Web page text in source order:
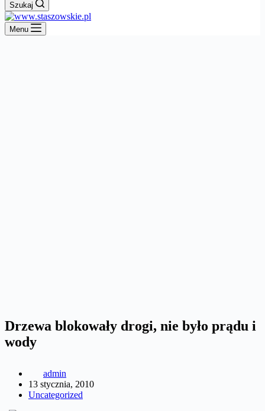
Szukaj
Menu
Drzewa blokowały drogi, nie było prądu i
wody
admin
13 stycznia, 2010
Uncategorized